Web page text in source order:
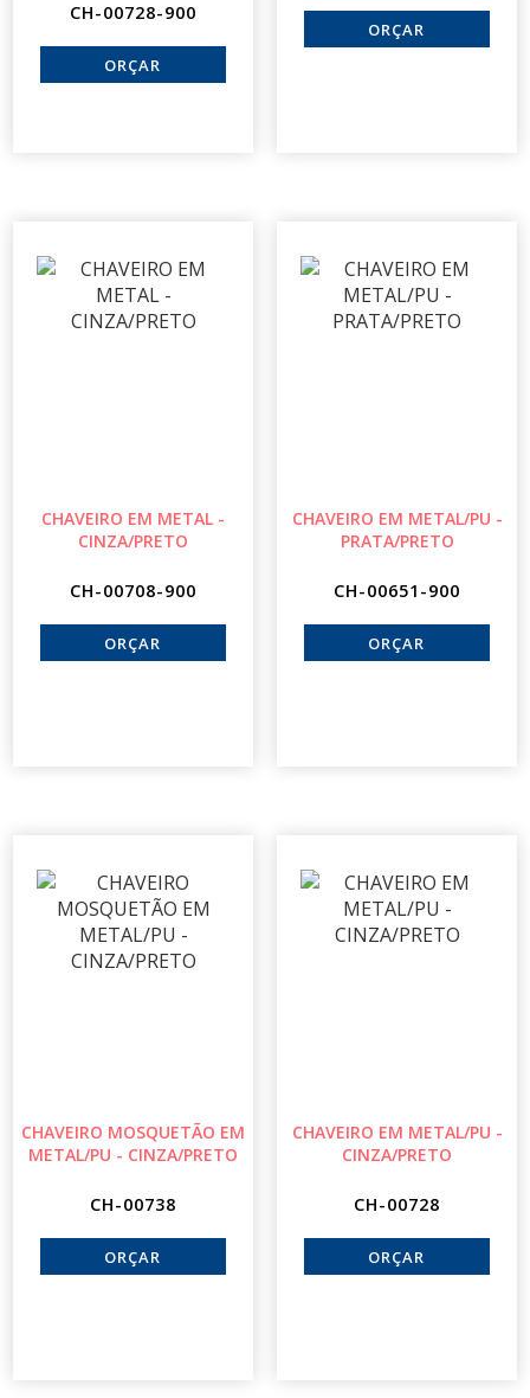
CH-00728-900
CHAVEIRO EM METAL -
CINZA/PRETO
CH-00708-900
CHAVEIRO EM METAL/PU -
PRATA/PRETO
CH-00651-900
CHAVEIRO MOSQUETÃO EM
METAL/PU - CINZA/PRETO
CH-00738
CHAVEIRO EM METAL/PU -
CINZA/PRETO
CH-00728